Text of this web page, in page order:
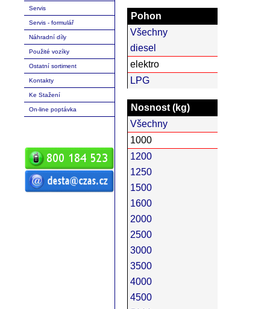
Servis
Servis - formulář
Náhradní díly
Použité vozíky
Ostatní sortiment
Kontakty
Ke Stažení
On-line poptávka
Pohon
Všechny
diesel
elektro
LPG
Nosnost (kg)
Všechny
1000
1200
1250
1500
1600
2000
2500
3000
3500
4000
4500